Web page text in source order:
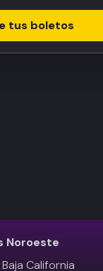
tus boletos
Noroeste
California